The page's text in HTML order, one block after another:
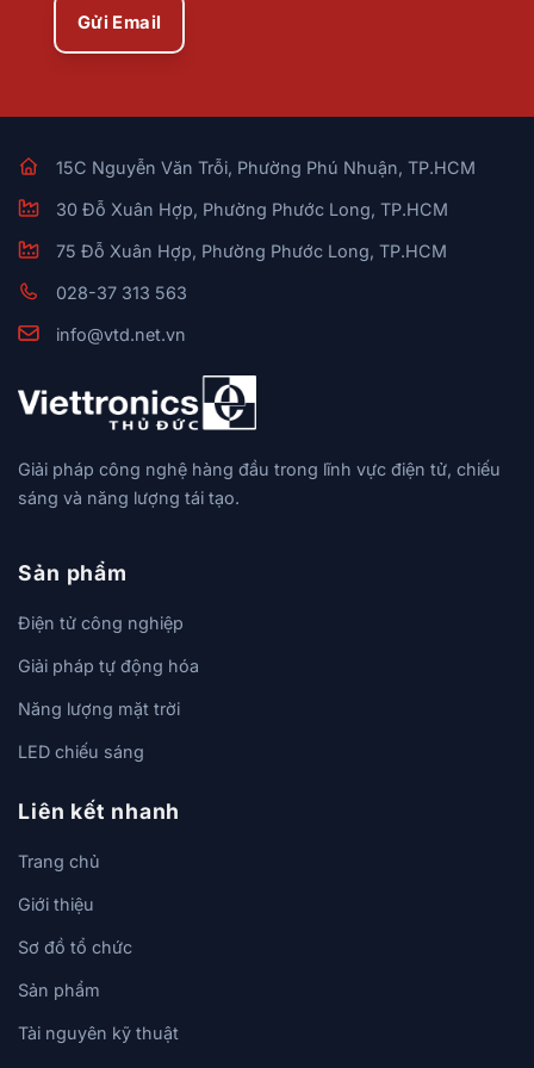
Gửi Email
15C Nguyễn Văn Trỗi, Phường Phú Nhuận, TP.HCM
30 Đỗ Xuân Hợp, Phường Phước Long, TP.HCM
75 Đỗ Xuân Hợp, Phường Phước Long, TP.HCM
028-37 313 563
info@vtd.net.vn
Giải pháp công nghệ hàng đầu trong lĩnh vực điện tử, chiếu
sáng và năng lượng tái tạo.
Sản phẩm
Điện tử công nghiệp
Giải pháp tự động hóa
Năng lượng mặt trời
LED chiếu sáng
Liên kết nhanh
Trang chủ
Giới thiệu
Sơ đồ tổ chức
Sản phẩm
Tài nguyên kỹ thuật